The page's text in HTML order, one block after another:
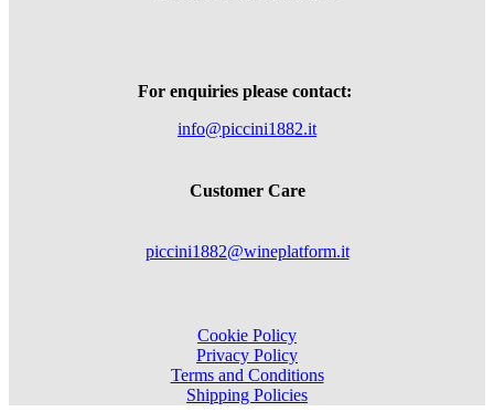
For enquiries please contact:
info@piccini1882.it
Customer Care
piccini1882@wineplatform.it
Cookie Policy
Privacy Policy
Terms and Conditions
Shipping Policies